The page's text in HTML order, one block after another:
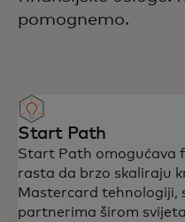
pomognemo.
Start Path
Start Path omogućava
rasta da brzo skaliraju
Mastercard tehnologiji,
partnerima širom